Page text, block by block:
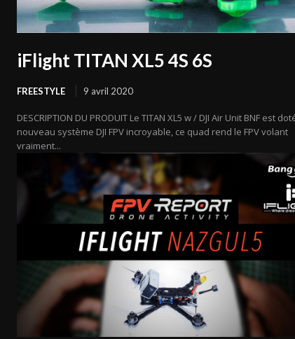
iFlight TITAN XL5 4S 6S
FREESTYLE 9 avril 2020
DESCRIPTION DU PRODUIT Le TITAN XL5 w / DJI Air Unit BNF est
nouveau système DJI FPV incroyable, ce quad rend le FPV volant
vraiment...